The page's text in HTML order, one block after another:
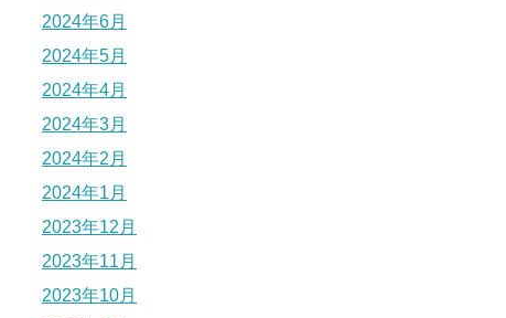
2024年6月
2024年5月
2024年4月
2024年3月
2024年2月
2024年1月
2023年12月
2023年11月
2023年10月